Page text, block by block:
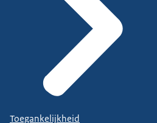
Toegankelijkheid